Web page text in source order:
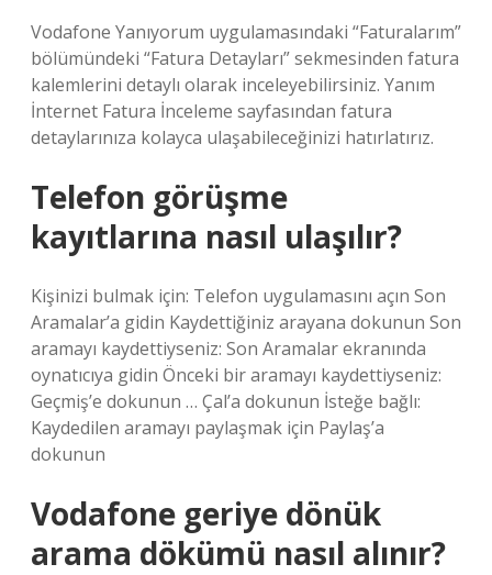
Vodafone Yanıyorum uygulamasındaki “Faturalarım”
bölümündeki “Fatura Detayları” sekmesinden fatura
kalemlerini detaylı olarak inceleyebilirsiniz. Yanım
İnternet Fatura İnceleme sayfasından fatura
detaylarınıza kolayca ulaşabileceğinizi hatırlatırız.
Telefon görüşme
kayıtlarına nasıl ulaşılır?
Kişinizi bulmak için: Telefon uygulamasını açın Son
Aramalar’a gidin Kaydettiğiniz arayana dokunun Son
aramayı kaydettiyseniz: Son Aramalar ekranında
oynatıcıya gidin Önceki bir aramayı kaydettiyseniz:
Geçmiş’e dokunun … Çal’a dokunun İsteğe bağlı:
Kaydedilen aramayı paylaşmak için Paylaş’a
dokunun
Vodafone geriye dönük
arama dökümü nasıl alınır?